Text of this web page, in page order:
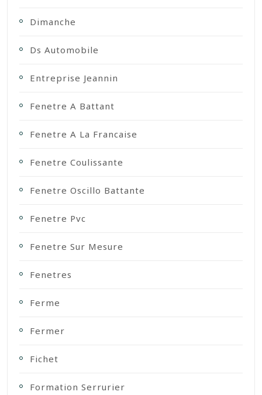
Dimanche
Ds Automobile
Entreprise Jeannin
Fenetre A Battant
Fenetre A La Francaise
Fenetre Coulissante
Fenetre Oscillo Battante
Fenetre Pvc
Fenetre Sur Mesure
Fenetres
Ferme
Fermer
Fichet
Formation Serrurier